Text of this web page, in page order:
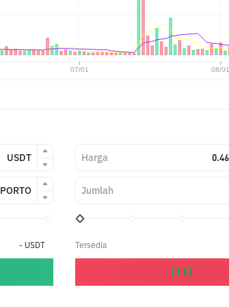
USDT
PORTO
- USDT
Harga
Jumlah
Tersedia